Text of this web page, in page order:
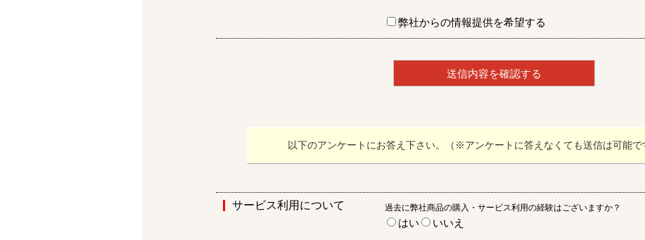
弊社からの情報提供を希望する
以下のアンケートにお答え下さい。（※アンケートに答えなくても送信は可能で
サービス利用について 過去に弊社商品の購入・サービス利用の経験はございますか？
はい いいえ